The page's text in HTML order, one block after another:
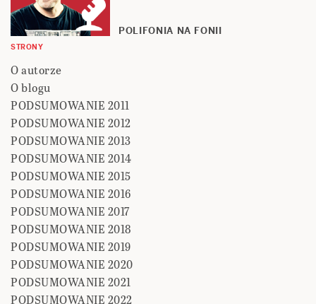
POLIFONIA NA FONII
STRONY
O autorze
O blogu
PODSUMOWANIE 2011
PODSUMOWANIE 2012
PODSUMOWANIE 2013
PODSUMOWANIE 2014
PODSUMOWANIE 2015
PODSUMOWANIE 2016
PODSUMOWANIE 2017
PODSUMOWANIE 2018
PODSUMOWANIE 2019
PODSUMOWANIE 2020
PODSUMOWANIE 2021
PODSUMOWANIE 2022